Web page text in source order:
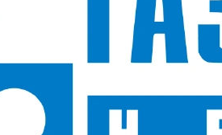
локти и колени, манжеты по низу
отгрузка в день заказа
п/к, т.серый/черный/лимонный
для температур до -30°С, допущенный к
поясе. Усиленные локти и колени
по низу штанин защищают от снега.